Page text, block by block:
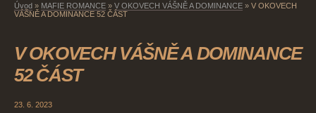
Úvod » MAFIE ROMANCE » V OKOVECH VÁŠNĚ A DOMINANCE » V OKOVECH
VÁŠNĚ A DOMINANCE 52 ČÁST
V OKOVECH VÁŠNĚ A DOMINANCE
52 ČÁST
23. 6. 2023